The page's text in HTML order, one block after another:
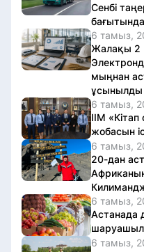
Сенбі
6 тамыз,
Жалақы 2
мыңнан
ұсынылды
6 тамыз,
ІІМ
жобасын
6 тамыз,
20-дан
Африканың
6 тамыз,
Астанада
6 тамыз,